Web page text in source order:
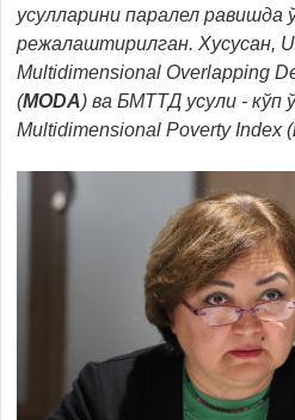
усулларини паралел равишда
режалаштирилган. Хусусан,
Multidimensional Overlapping
(MODA) ва БМТТД усули - кўп
Multidimensional Poverty Index (